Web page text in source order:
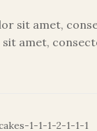
sit amet,
amet,
1-1-1-2-1-1-1